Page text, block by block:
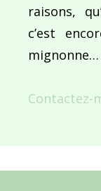
raisons,
c’est
mignonne…
Contactez-